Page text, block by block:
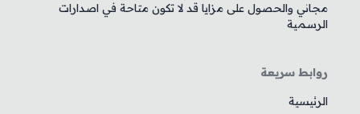
مجاني والحصول على مزايا قد لا تكون متاحة في اصدارات
الرسمية
روابط سريعة
الرئيسية